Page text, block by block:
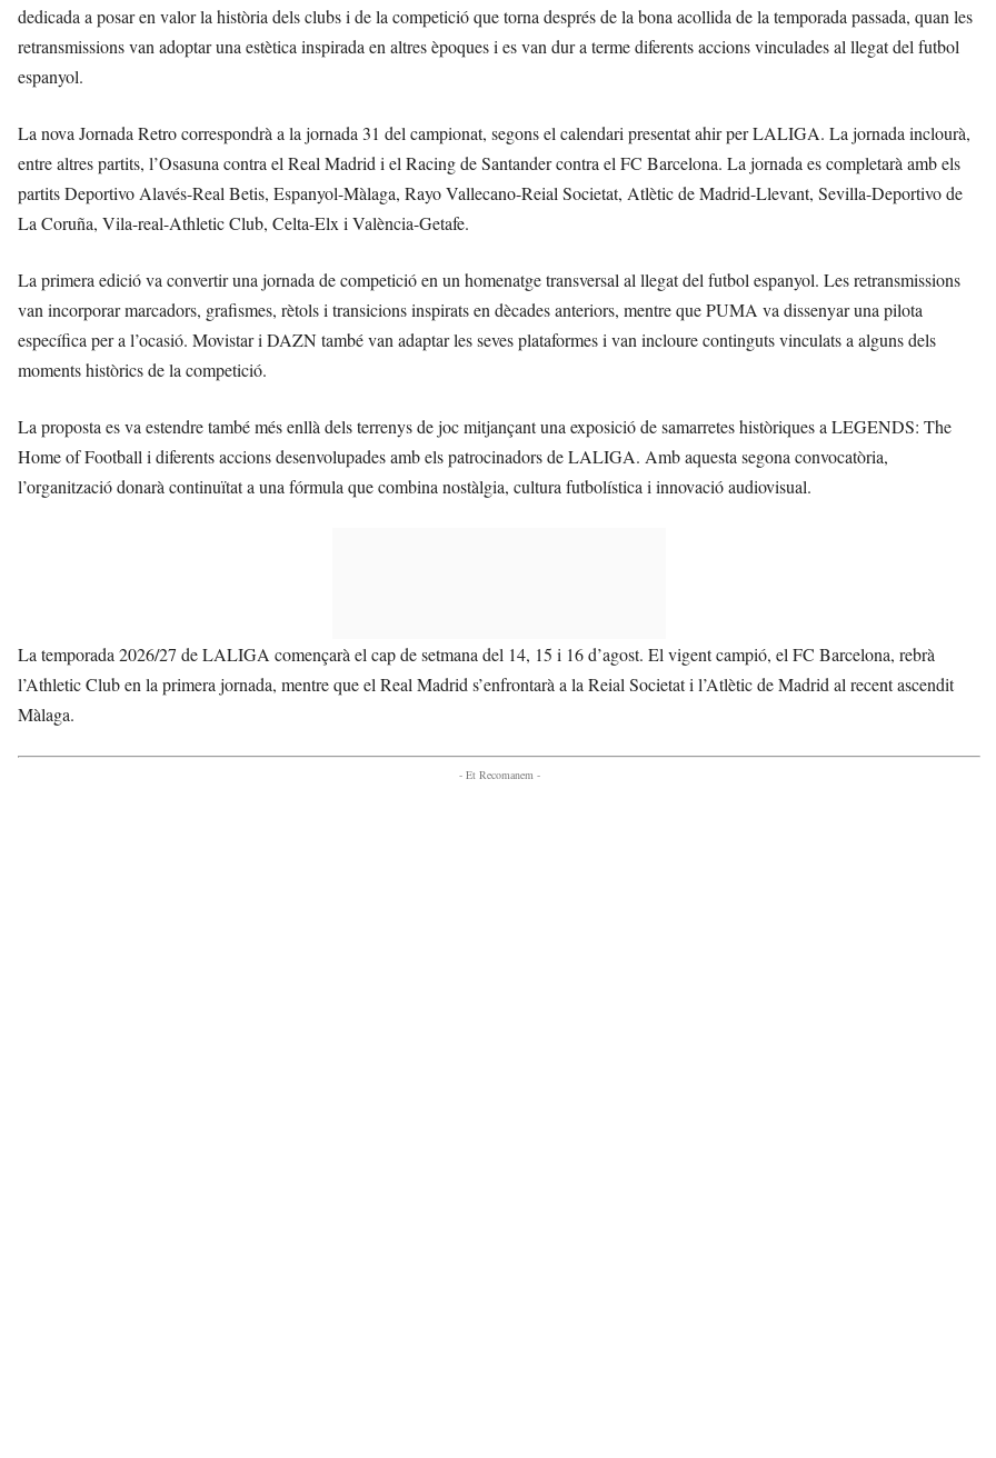
dedicada a posar en valor la història dels clubs i de la competició que torna després de la bona acollida de la temporada passada, quan les
retransmissions van adoptar una estètica inspirada en altres èpoques i es van dur a terme diferents accions vinculades al llegat del futbol
espanyol.
La nova Jornada Retro correspondrà a la jornada 31 del campionat, segons el calendari presentat ahir per LALIGA. La jornada inclourà,
entre altres partits, l’Osasuna contra el Real Madrid i el Racing de Santander contra el FC Barcelona. La jornada es completarà amb els
partits Deportivo Alavés-Real Betis, Espanyol-Màlaga, Rayo Vallecano-Reial Societat, Atlètic de Madrid-Llevant, Sevilla-Deportivo de
La Coruña, Vila-real-Athletic Club, Celta-Elx i València-Getafe.
La primera edició va convertir una jornada de competició en un homenatge transversal al llegat del futbol espanyol. Les retransmissions
van incorporar marcadors, grafismes, rètols i transicions inspirats en dècades anteriors, mentre que PUMA va dissenyar una pilota
específica per a l’ocasió. Movistar i DAZN també van adaptar les seves plataformes i van incloure continguts vinculats a alguns dels
moments històrics de la competició.
La proposta es va estendre també més enllà dels terrenys de joc mitjançant una exposició de samarretes històriques a LEGENDS: The
Home of Football i diferents accions desenvolupades amb els patrocinadors de LALIGA. Amb aquesta segona convocatòria,
l’organització donarà continuïtat a una fórmula que combina nostàlgia, cultura futbolística i innovació audiovisual.
La temporada 2026/27 de LALIGA començarà el cap de setmana del 14, 15 i 16 d’agost. El vigent campió, el FC Barcelona, rebrà
l’Athletic Club en la primera jornada, mentre que el Real Madrid s’enfrontarà a la Reial Societat i l’Atlètic de Madrid al recent ascendit
Màlaga.
- Et Recomanem -